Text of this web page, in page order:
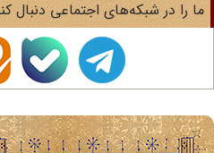
را در شبکه‌های اجتماعی دنبال کنید